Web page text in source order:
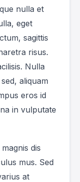
nulla et
eget
sagittis
risus.
Nulla
aliquam
eros id
in vulputate
dis
mus. Sed
at